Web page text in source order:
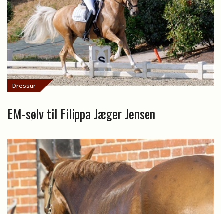
Dressur
EM-sølv til Filippa Jæger Jensen